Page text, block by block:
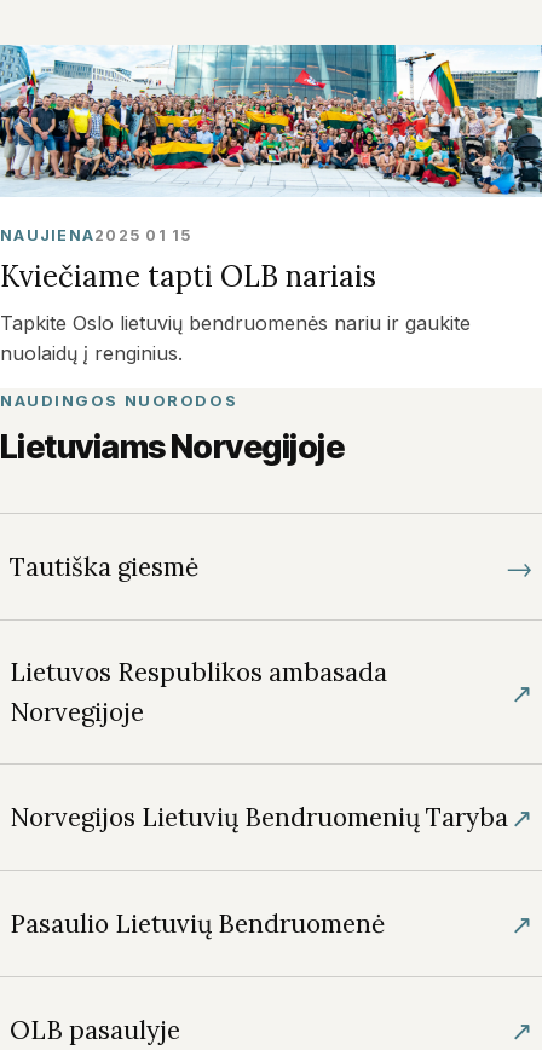
NAUJIENA2025 01 15
Kviečiame tapti OLB nariais
Tapkite Oslo lietuvių bendruomenės nariu ir gaukite
nuolaidų į renginius.
NAUDINGOS NUORODOS
Lietuviams Norvegijoje
Tautiška giesmė →
Lietuvos Respublikos ambasada
Norvegijoje
↗
Norvegijos Lietuvių Bendruomenių Taryba↗
Pasaulio Lietuvių Bendruomenė ↗
OLB pasaulyje ↗